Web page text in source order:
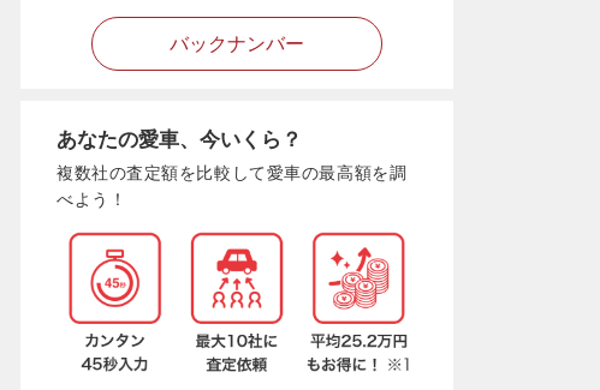
バックナンバー
あなたの愛車、今いくら？
複数社の査定額を比較して愛車の最高額を調
べよう！